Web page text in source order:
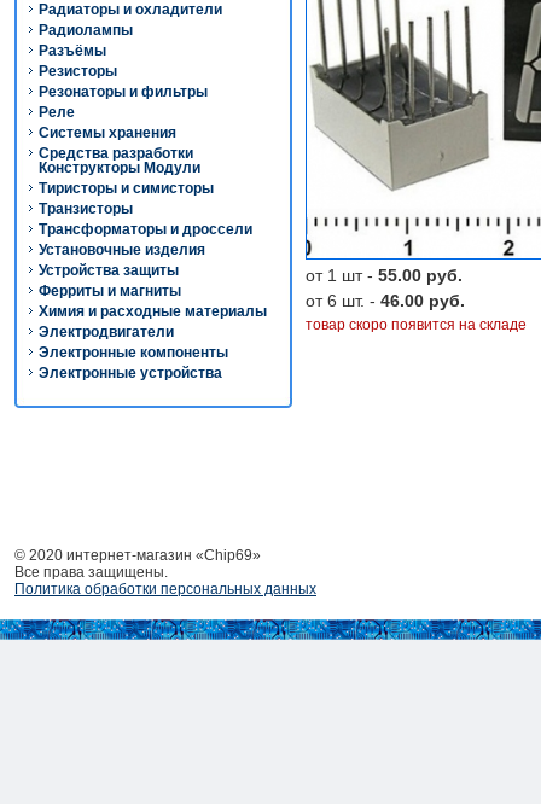
Радиаторы и охладители
Радиолампы
Разъёмы
Резисторы
Резонаторы и фильтры
Реле
Системы хранения
Средства разработки
Конструкторы Модули
Тиристоры и симисторы
Транзисторы
Трансформаторы и дроссели
Установочные изделия
Устройства защиты
Ферриты и магниты
Химия и расходные материалы
Электродвигатели
Электронные компоненты
Электронные устройства
от 1 шт - 55.00 руб.
от 6 шт. - 46.00 руб.
товар скоро появится на складе
© 2020 интернет-магазин «Chip69»
Все права защищены.
Политика обработки персональных данных